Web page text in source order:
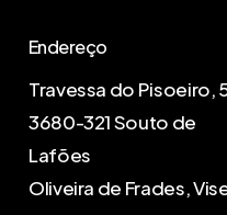
Endereço
Travessa do Pisoeiro,
3680-321 Souto de
Lafões
Oliveira de Frades,